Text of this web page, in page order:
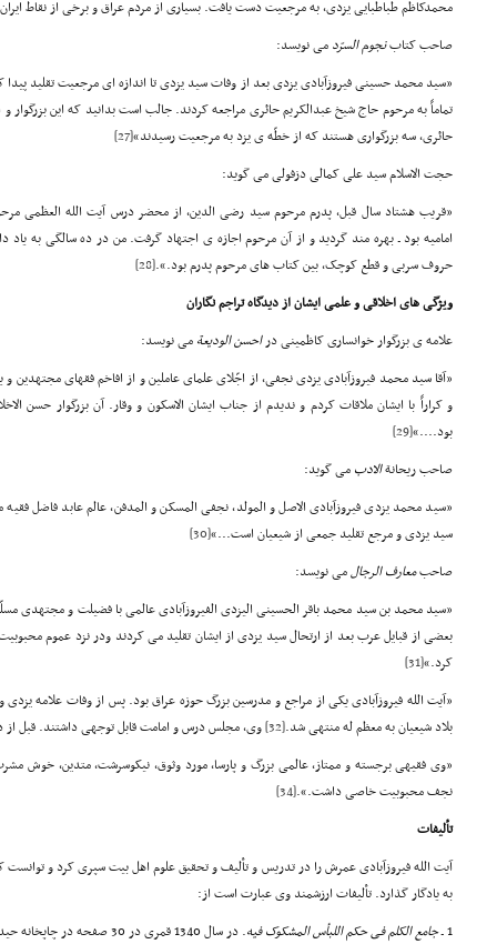
محمدکاظم طباطبایی یزدی، به مرجعیت دست یافت. بسیاری از مردم عراق و برخی از نقاط
صاحب کتابنجوم السرّد می نویسد:
«سید محمد حسینی فیروزآبادی یزدی بعد از وفات سید یزدی تا اندازه ای مرجعیت تقلید
تماماً به مرحوم حاج شیخ عبدالکریم حائری مراجعه کردند. جالب است بدانید که این
حائری، سه بزرگواری هستند که از خطّه ی یزد به مرجعیت رسیدند»[27]
حجت الاسلام سید علی کمالی دزفولی می گوید:
«قریب هشتاد سال قبل، پدرم مرحوم سید رضی الدین، از محضر درس آیت الله العظمی
امامیه بود ـ بهره مند گردید و از آن مرحوم اجازه ی اجتهاد گرفت. من در ده سالگی به
حروف سربی و قطع کوچک، بین کتاب های مرحوم پدرم بود.».[28]
ویژگی های اخلاقی و علمی ایشان از دیدگاه تراجم نگاران
علامه ی بزرگوار خوانساری کاظمینی دراحسن الودیعة می نویسد:
«آقا سید محمد فیروزآبادی یزدی نجفی، از اجّلای علمای عاملین و از افاخم فقهای
و کراراً با ایشان ملاقات کردم و ندیدم از جناب ایشان الاسکون و وقار. آن بزرگوار حسن
بود....»[29]
صاحب ریحانةالادب می گوید:
«سید محمد یزدی فیروزآبادی الاصل و المولد، نجفی المسکن و المدفن، عالم عابد فاضل
سید یزدی و مرجع تقلید جمعی از شیعیان است...»[30]
صاحبمعارف الرجالمی نویسد:
«سید محمد بن سید محمد باقر الحسینی الیزدی الفیروزآبادی عالمی با فضیلت و مجتهدی
بعضی از قبایل عرب بعد از ارتحال سید یزدی از ایشان تقلید می کردند ودر نزد عموم
کرد.»[31]
«آیت الله فیروزآبادی یکی از مراجع و مدرسین بزرگ حوزه عراق بود. پس از وفات علامه
بلاد شیعیان به معظم له منتهی شد.[32]
وی، مجلس درس و امامت قابل توجهی داشتند. قبل
«وی فقیهی برجسته و ممتاز، عالمی بزرگ و پارسا، مورد وثوق، نیکوسرشت، متدین، خوش
نجف محبوبیت خاصی داشت.».[34]
تألیفات
آیت الله فیروزآبادی عمرش را در تدریس و تألیف و تحقیق علوم اهل بیت سپری کرد و
به یادگار گذارد. تألیفات ارزشمند وی عبارت است از:
1 ـ جامع الکلم فی حکم اللبأس المشکوک فیه. در سال 1340 قمری در 30 صفحه در چاپخانه حیدریه نجف به چاپ رسیده است.